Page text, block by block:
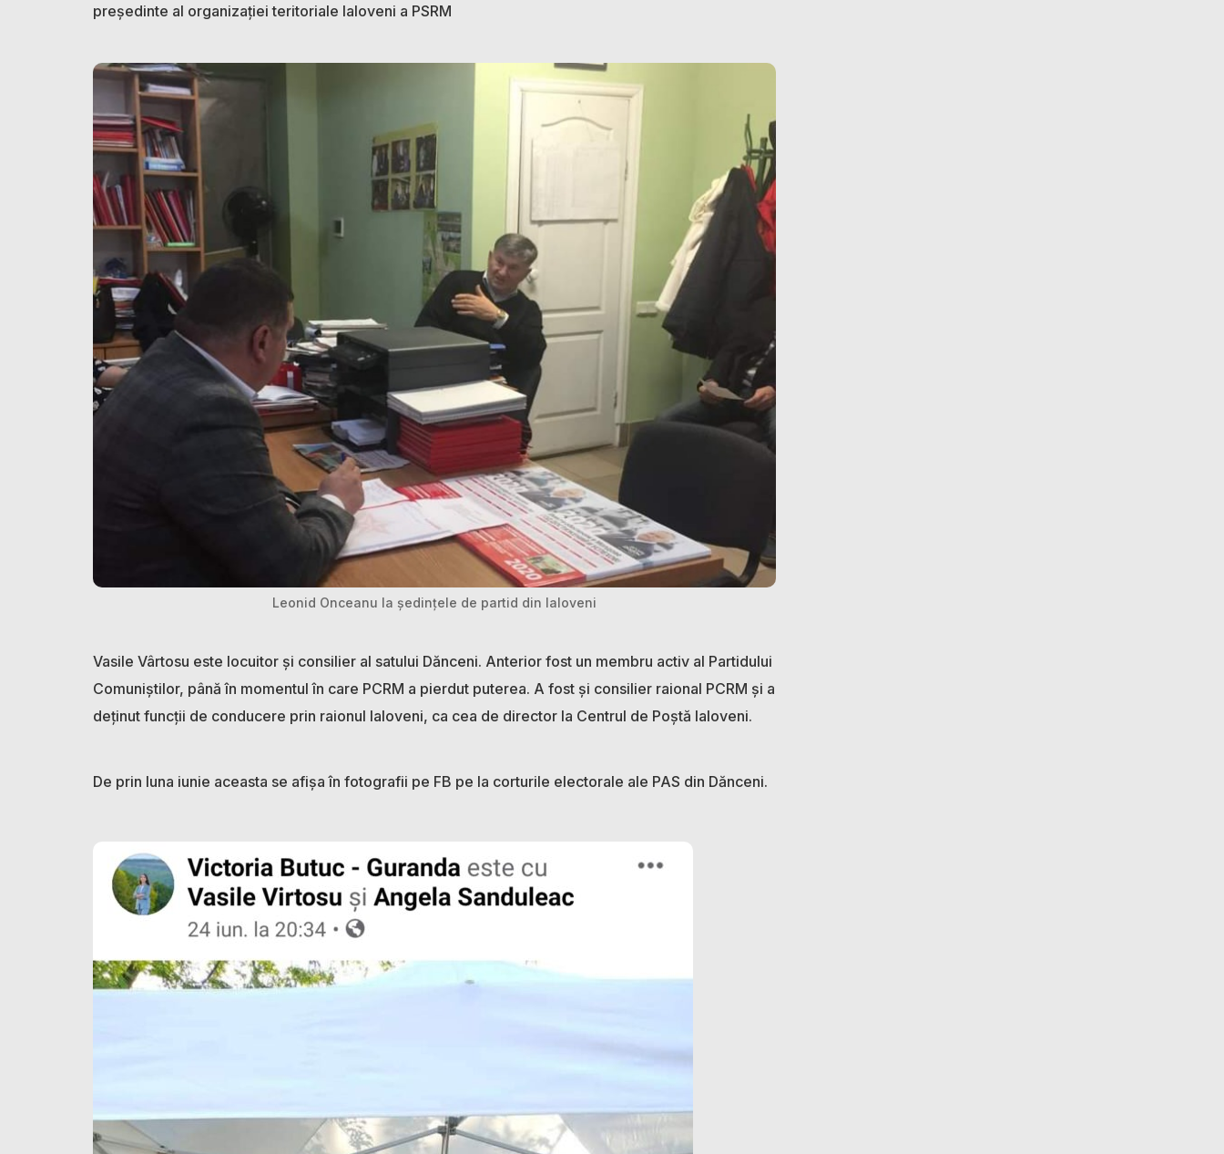
președinte al organizației teritoriale Ialoveni a PSRM
Leonid Onceanu la ședințele de partid din Ialoveni
Vasile Vârtosu este locuitor și consilier al satului Dănceni. Anterior fost un membru activ al Partidului
Comuniștilor, până în momentul în care PCRM a pierdut puterea. A fost și consilier raional PCRM și a
deținut funcții de conducere prin raionul Ialoveni, ca cea de director la Centrul de Poștă Ialoveni.
De prin luna iunie aceasta se afișa în fotografii pe FB pe la corturile electorale ale PAS din Dănceni.